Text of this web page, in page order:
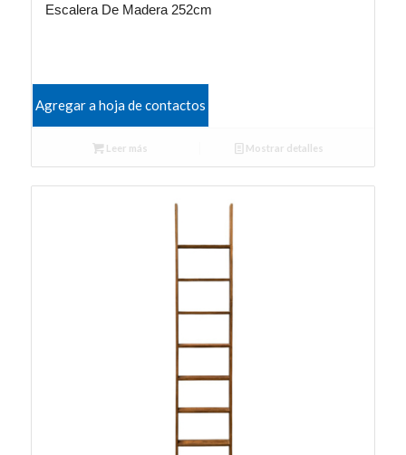
Escalera De Madera 252cm
Agregar a hoja de contactos
Leer más Mostrar detalles